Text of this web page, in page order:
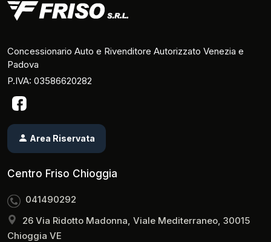
Concessionario Auto e Rivenditore Autorizzato Venezia e
Padova
P.IVA: 03586620282
Area Riservata
Centro Friso Chioggia
041490292
26 Via Ridotto Madonna, Viale Mediterraneo, 30015
Chioggia VE